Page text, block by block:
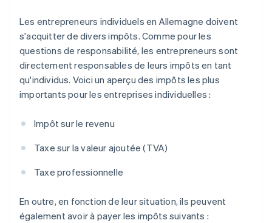
Les entrepreneurs individuels en Allemagne doivent
s'acquitter de divers impôts. Comme pour les
questions de responsabilité, les entrepreneurs sont
directement responsables de leurs impôts en tant
qu'individus. Voici un aperçu des impôts les plus
importants pour les entreprises individuelles :
Impôt sur le revenu
Taxe sur la valeur ajoutée (TVA)
Taxe professionnelle
En outre, en fonction de leur situation, ils peuvent
également avoir à payer les impôts suivants :